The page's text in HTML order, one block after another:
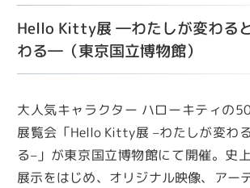
Hello Kitty展 ―わたしが変わる
わる―（東京国立博物館）
大人気キャラクター ハローキティの
展覧会「Hello Kitty展 –わたしが変わ
る–」が東京国立博物館にて開催。史
展⽰をはじめ、オリジナル映像、アー